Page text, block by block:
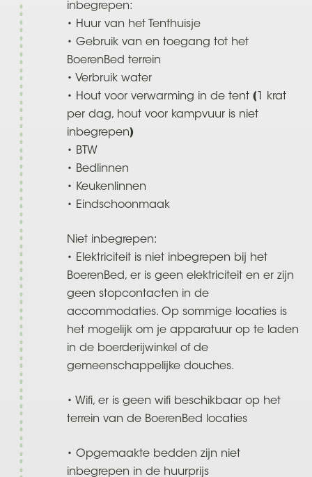
inbegrepen:
• Huur van het Tenthuisje
• Gebruik van en toegang tot het
BoerenBed terrein
• Verbruik water
• Hout voor verwarming in de tent (1 krat
per dag, hout voor kampvuur is niet
inbegrepen)
• BTW
• Bedlinnen
• Keukenlinnen
• Eindschoonmaak
Niet inbegrepen:
• Elektriciteit is niet inbegrepen bij het
BoerenBed, er is geen elektriciteit en er zijn
geen stopcontacten in de
accommodaties. Op sommige locaties is
het mogelijk om je apparatuur op te laden
in de boerderijwinkel of de
gemeenschappelijke douches.
• Wifi, er is geen wifi beschikbaar op het
terrein van de BoerenBed locaties
• Opgemaakte bedden zijn niet
inbegrepen in de huurprijs